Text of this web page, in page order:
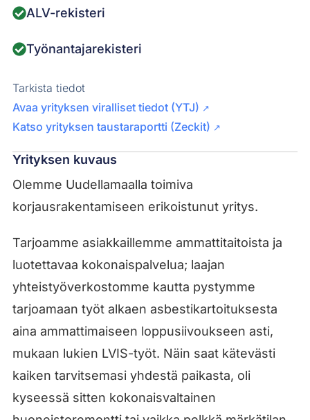
ALV-rekisteri
Työnantajarekisteri
Tarkista tiedot
Avaa yrityksen viralliset tiedot (YTJ) ↗
Katso yrityksen taustaraportti (Zeckit) ↗
Yrityksen kuvaus
Olemme Uudellamaalla toimiva
korjausrakentamiseen erikoistunut yritys.
Tarjoamme asiakkaillemme ammattitaitoista ja
luotettavaa kokonaispalvelua; laajan
yhteistyöverkostomme kautta pystymme
tarjoamaan työt alkaen asbestikartoituksesta
aina ammattimaiseen loppusiivoukseen asti,
mukaan lukien LVIS-työt. Näin saat kätevästi
kaiken tarvitsemasi yhdestä paikasta, oli
kyseessä sitten kokonaisvaltainen